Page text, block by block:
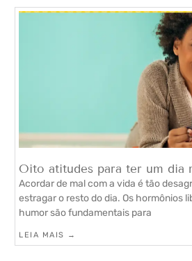
Oito atitudes para ter um dia
Acordar de mal com a vida é tão
estragar o resto do dia. Os hormônios
humor são fundamentais para
LEIA MAIS →